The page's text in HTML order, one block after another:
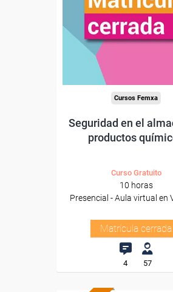
Cursos Femxa
Seguridad en el
productos
Curso Gratuito
10 horas
Presencial - Aula virtual en
Matrícula cerrada
4 57